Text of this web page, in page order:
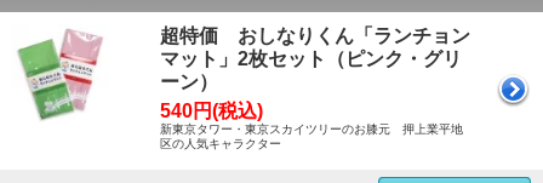
超特価 おしなりくん「ランチョン
マット」2枚セット（ピンク・グリ
ーン）
540円(税込)
新東京タワー・東京スカイツリーのお膝元 押上業平地
区の人気キャラクター